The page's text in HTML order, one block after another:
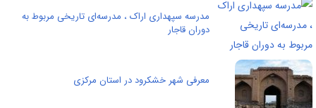
مدرسه سپهداری اراک ، مدرسه‌ای تاریخی مربوط به
دوران قاجار
معرفی شهر خشکرود در استان مرکزی